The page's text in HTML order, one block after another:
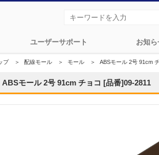
ユーザーサポート お知ら
プ＞ 配線モール ＞ モール ＞ ABSモール 2号 91cm
ABSモール 2号 91cm チョコ [品番]09-2811